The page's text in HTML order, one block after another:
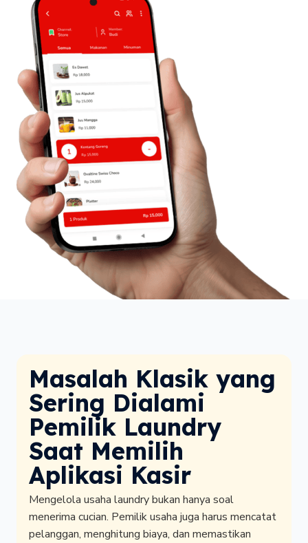
Masalah Klasik yang
Sering Dialami
Pemilik Laundry
Saat Memilih
Aplikasi Kasir
Mengelola usaha laundry bukan hanya soal
menerima cucian. Pemilik usaha juga harus mencatat
pelanggan, menghitung biaya, dan memastikan